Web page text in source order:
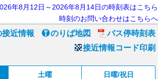
年8月12日～2026年8月14日の時刻表はこちら
時刻のお問い合わせはこちらへ
近情報 のりば地図
バス停時刻表
接近情報コード印刷
土曜 日曜/祝日